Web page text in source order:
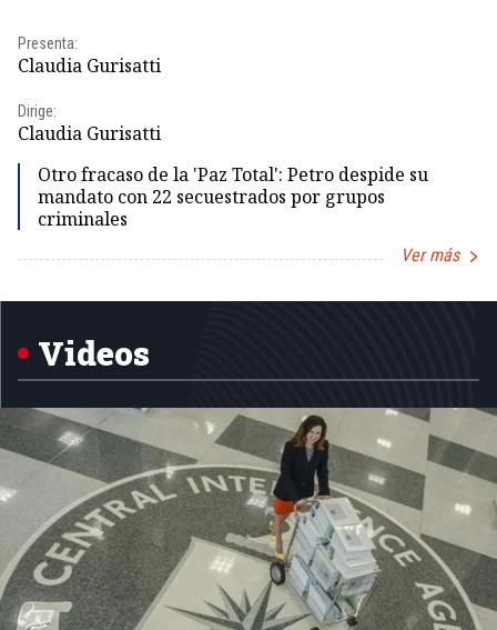
Presenta:
Claudia Gurisatti
Dirige:
Claudia Gurisatti
Otro fracaso de la 'Paz Total': Petro despide su
mandato con 22 secuestrados por grupos
criminales
Ver más
1
Videos